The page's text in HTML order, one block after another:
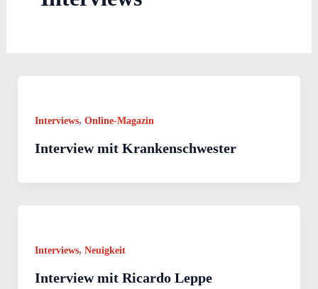
Interviews, Online-Magazin
Interview mit Krankenschwester
Interviews, Neuigkeit
Interview mit Ricardo Leppe